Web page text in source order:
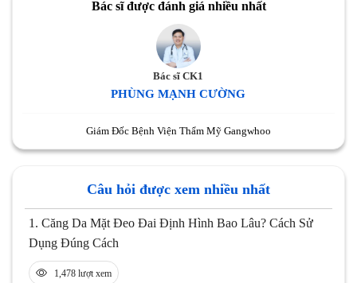
Bác sĩ được đánh giá nhiều nhất
Bác sĩ CK1
PHÙNG MẠNH CƯỜNG
Giám Đốc Bệnh Viện Thẩm Mỹ Gangwhoo
Câu hỏi được xem nhiều nhất
1. Căng Da Mặt Đeo Đai Định Hình Bao Lâu? Cách Sử
Dụng Đúng Cách
1,478 lượt xem